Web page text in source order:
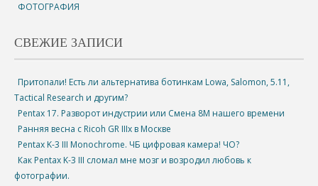
ФОТОГРАФИЯ
СВЕЖИЕ ЗАПИСИ
Притопали! Есть ли альтернатива ботинкам Lowa, Salomon, 5.11,
Tactical Research и другим?
Pentax 17. Разворот индустрии или Смена 8М нашего времени
Ранняя весна с Ricoh GR IIIx в Москве
Pentax K-3 III Monochrome. ЧБ цифровая камера! ЧО?
Как Pentax K-3 III сломал мне мозг и возродил любовь к
фотографии.